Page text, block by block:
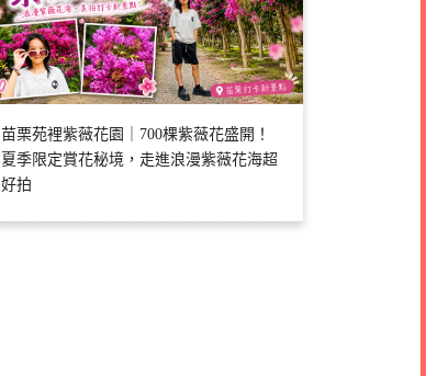
苗栗苑裡紫薇花園｜700棵紫薇花盛開！
夏季限定賞花秘境，走進浪漫紫薇花海超
好拍